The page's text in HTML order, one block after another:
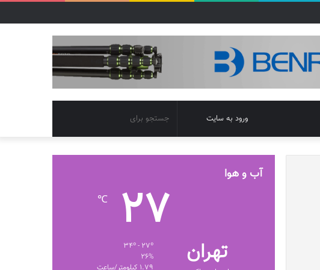
برای
تغییر
پوسته
ورود به سایت
آب و هوا
تهران
27
℃
26%
1.79 کیلومتر/ساعت